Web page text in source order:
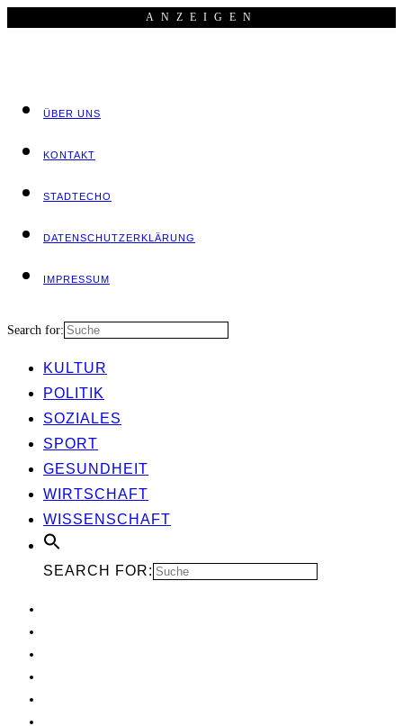
ANZEI­GEN
ÜBER UNS
KON­TAKT
STADT­ECHO
DATEN­SCHUTZ­ER­KLÄ­RUNG
IMPRES­SUM
Search for:
KUL­TUR
POLI­TIK
SOZIA­LES
SPORT
GESUND­HEIT
WIRT­SCHAFT
WIS­SEN­SCHAFT
SEARCH FOR: